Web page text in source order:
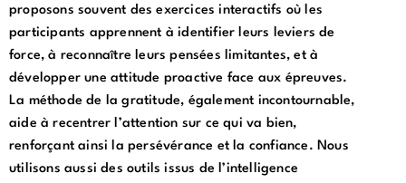
proposons souvent des exercices interactifs où les
participants apprennent à identifier leurs leviers de
force, à reconnaître leurs pensées limitantes, et à
développer une attitude proactive face aux épreuves.
La méthode de la gratitude, également incontournable,
aide à recentrer l’attention sur ce qui va bien,
renforçant ainsi la persévérance et la confiance. Nous
utilisons aussi des outils issus de l’intelligence